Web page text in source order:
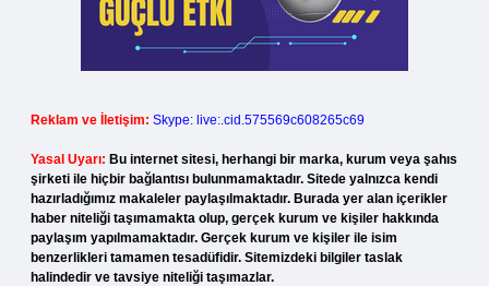
Reklam ve İletişim: Skype: live:.cid.575569c608265c69
Yasal Uyarı: Bu internet sitesi, herhangi bir marka, kurum veya şahıs
şirketi ile hiçbir bağlantısı bulunmamaktadır. Sitede yalnızca kendi
hazırladığımız makaleler paylaşılmaktadır. Burada yer alan içerikler
haber niteliği taşımamakta olup, gerçek kurum ve kişiler hakkında
paylaşım yapılmamaktadır. Gerçek kurum ve kişiler ile isim
benzerlikleri tamamen tesadüfidir. Sitemizdeki bilgiler taslak
halindedir ve tavsiye niteliği taşımazlar.